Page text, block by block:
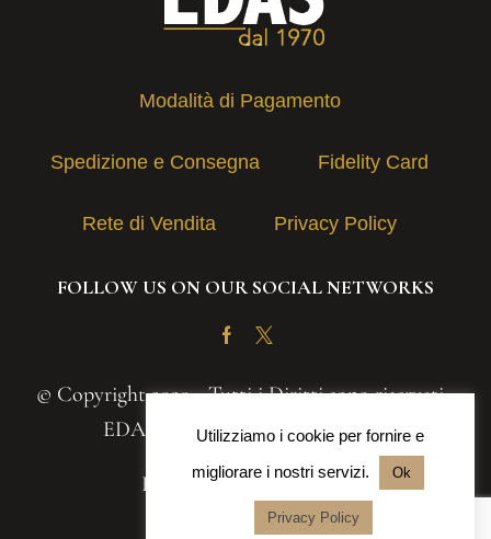
Modalità di Pagamento
Spedizione e Consegna Fidelity Card
Rete di Vendita Privacy Policy
FOLLOW US ON OUR SOCIAL NETWORKS
Facebook
Twitter
© Copyright 2020 - Tutti i Diritti sono riservati -
EDAS S.A.S. | P.IVA 03131030839
Powered byIteranea srl
Utilizziamo i cookie per fornire e
migliorare i nostri servizi.
Ok
Privacy Policy